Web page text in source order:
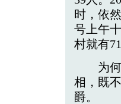
时，依
号上午
村就有71
为何记
相，既
爵。